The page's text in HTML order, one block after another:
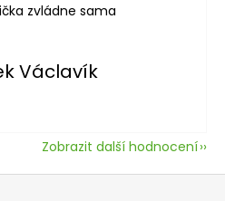
zvládne sama
Václavík
je 5 z 5 hvězdiček.
Zobrazit další hodnocení